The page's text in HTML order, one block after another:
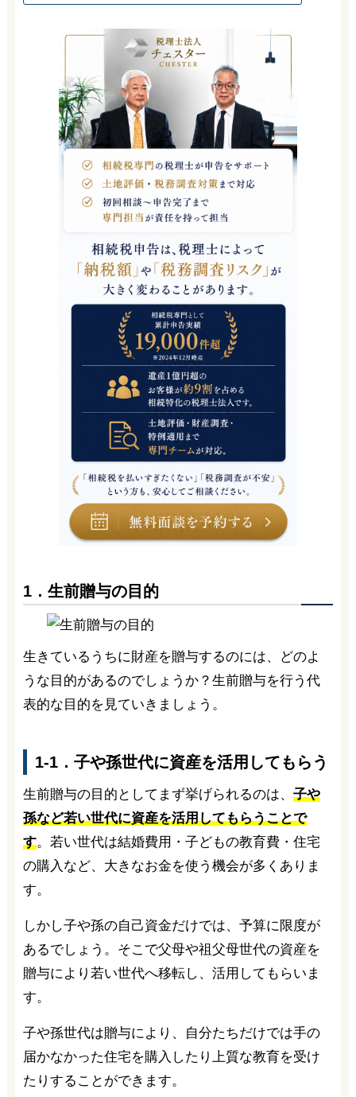
1．生前贈与の目的
生きているうちに財産を贈与するのには、どのよ
うな目的があるのでしょうか？生前贈与を行う代
表的な目的を見ていきましょう。
1-1．子や孫世代に資産を活用してもらう
生前贈与の目的としてまず挙げられるのは、 子や
孫など若い世代に資産を活用してもらうことで
す。若い世代は結婚費用・子どもの教育費・住宅
の購入など、大きなお金を使う機会が多くありま
す。
しかし子や孫の自己資金だけでは、予算に限度が
あるでしょう。そこで父母や祖父母世代の資産を
贈与により若い世代へ移転し、活用してもらいま
す。
子や孫世代は贈与により、自分たちだけでは手の
届かなかった住宅を購入したり上質な教育を受け
たりすることができます。